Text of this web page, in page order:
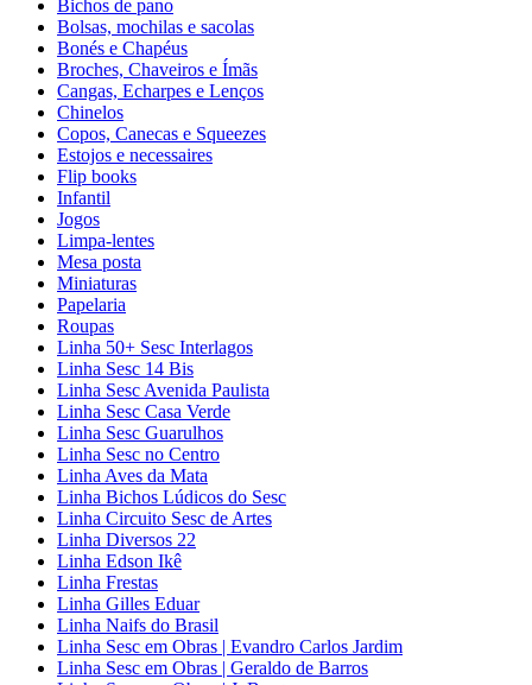
Bichos de pano
Bolsas, mochilas e sacolas
Bonés e Chapéus
Broches, Chaveiros e Ímãs
Cangas, Echarpes e Lenços
Chinelos
Copos, Canecas e Squeezes
Estojos e necessaires
Flip books
Infantil
Jogos
Limpa-lentes
Mesa posta
Miniaturas
Papelaria
Roupas
Linha 50+ Sesc Interlagos
Linha Sesc 14 Bis
Linha Sesc Avenida Paulista
Linha Sesc Casa Verde
Linha Sesc Guarulhos
Linha Sesc no Centro
Linha Aves da Mata
Linha Bichos Lúdicos do Sesc
Linha Circuito Sesc de Artes
Linha Diversos 22
Linha Edson Ikê
Linha Frestas
Linha Gilles Eduar
Linha Naifs do Brasil
Linha Sesc em Obras | Evandro Carlos Jardim
Linha Sesc em Obras | Geraldo de Barros